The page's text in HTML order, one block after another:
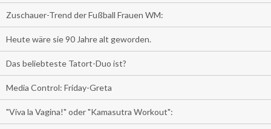
Zuschauer-Trend der Fußball Frauen WM:
Heute wäre sie 90 Jahre alt geworden.
Das beliebteste Tatort-Duo ist?
Media Control: Friday-Greta
"Viva la Vagina!" oder "Kamasutra Workout":